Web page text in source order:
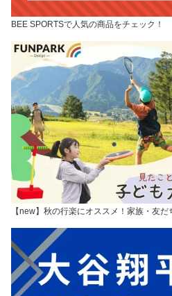
BEE SPORTSで人気の商品をチェック！
【new】秋の行楽にオススメ！家族・友だ